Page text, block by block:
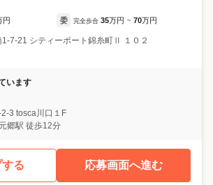
円 委 完全歩合 35万円 ~ 70万円
1-7-21 シティーポート錦糸町Ⅱ １０２
います
3 tosca川口１F
郷駅 徒歩12分
る 応募画面へ進む